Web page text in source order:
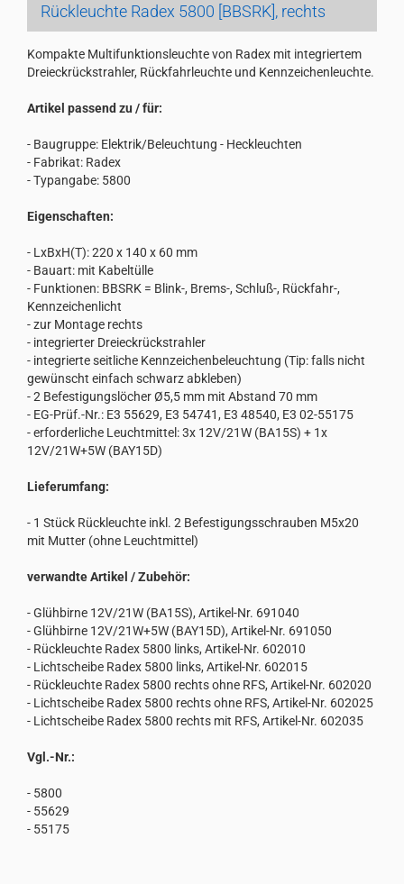
Rückleuchte Radex 5800 [BBSRK], rechts
Kompakte Multifunktionsleuchte von Radex mit integriertem
Dreieckrückstrahler, Rückfahrleuchte und Kennzeichenleuchte.
Artikel passend zu / für:
- Baugruppe: Elektrik/Beleuchtung - Heckleuchten
- Fabrikat: Radex
- Typangabe: 5800
Eigenschaften:
- LxBxH(T): 220 x 140 x 60 mm
- Bauart: mit Kabeltülle
- Funktionen: BBSRK = Blink-, Brems-, Schluß-, Rückfahr-,
Kennzeichenlicht
- zur Montage rechts
- integrierter Dreieckrückstrahler
- integrierte seitliche Kennzeichenbeleuchtung (Tip: falls nicht
gewünscht einfach schwarz abkleben)
- 2 Befestigungslöcher Ø5,5 mm mit Abstand 70 mm
- EG-Prüf.-Nr.: E3 55629, E3 54741, E3 48540, E3 02-55175
- erforderliche Leuchtmittel: 3x 12V/21W (BA15S) + 1x
12V/21W+5W (BAY15D)
Lieferumfang:
- 1 Stück Rückleuchte inkl. 2 Befestigungsschrauben M5x20
mit Mutter (ohne Leuchtmittel)
verwandte Artikel / Zubehör:
- Glühbirne 12V/21W (BA15S), Artikel-Nr. 691040
- Glühbirne 12V/21W+5W (BAY15D), Artikel-Nr. 691050
- Rückleuchte Radex 5800 links, Artikel-Nr. 602010
- Lichtscheibe Radex 5800 links, Artikel-Nr. 602015
- Rückleuchte Radex 5800 rechts ohne RFS, Artikel-Nr. 602020
- Lichtscheibe Radex 5800 rechts ohne RFS, Artikel-Nr. 602025
- Lichtscheibe Radex 5800 rechts mit RFS, Artikel-Nr. 602035
Vgl.-Nr.:
- 5800
- 55629
- 55175